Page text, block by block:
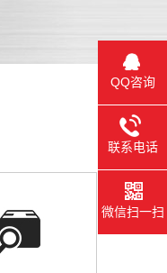
QQ咨询
联系电话
微信扫一扫